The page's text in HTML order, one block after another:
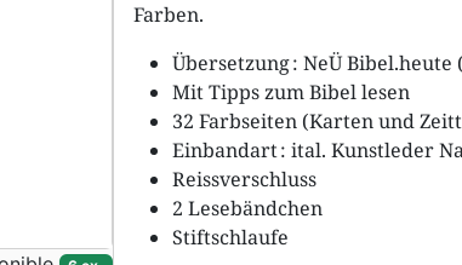
Farben.
Übersetzung : NeÜ
Mit Tipps zum Bibel lesen
32 Farbseiten (Karten und
Einbandart : ital. Kunstleder
Reissverschluss
2 Lesebändchen
Stiftschlaufe